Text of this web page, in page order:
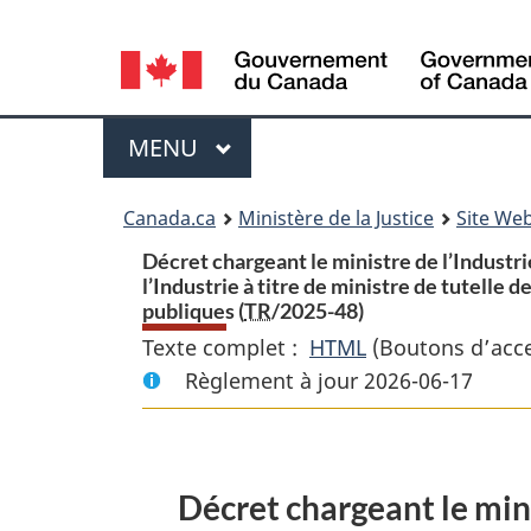
Language
selection
Menu
MENU PRINCIPAL
Canada.ca Ministère de la Justice
Site
Décret chargeant le ministre de
l’Industrie à titre de ministre de tutelle
publiques (TR/2025-48)
Texte complet : HTML Texte
complet
:
le
(Boutons
Règlement à jour 2026-06-17
Décret chargeant le